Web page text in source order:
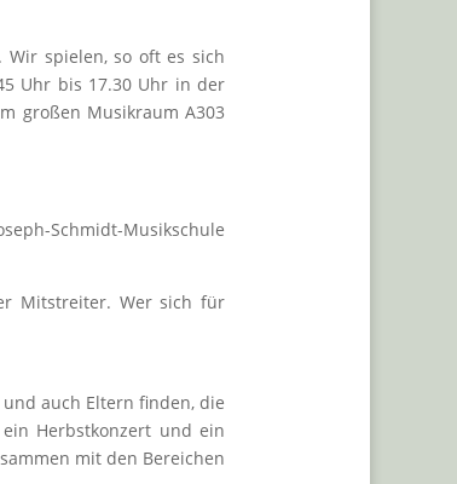
spielen, so oft es sich
Uhr bis 17.30 Uhr in der
großen Musikraum A303
Schmidt-Musikschule
Mitstreiter. Wer sich für
auch Eltern finden, die
Herbstkonzert und ein
mit den Bereichen